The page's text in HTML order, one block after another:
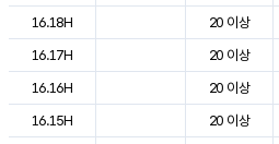
16.18H
20 이상
16.17H
20 이상
16.16H
20 이상
16.15H
20 이상